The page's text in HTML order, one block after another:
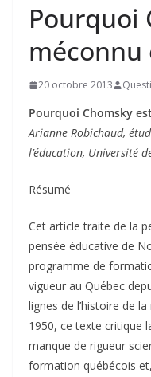
Pourquoi
méconnu
20 octobre 2013
Pourquoi Chomsky
Arianne Robichaud,
l’éducation, Université
Résumé
Cet article traite de la
pensée éducative de
programme de
vigueur au Québec
lignes de l’histoire de
1950, ce texte critique
manque de rigueur
formation québécois